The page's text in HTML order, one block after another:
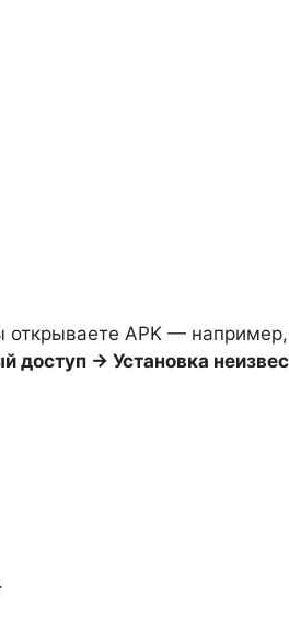
APK — например,
→ Установка